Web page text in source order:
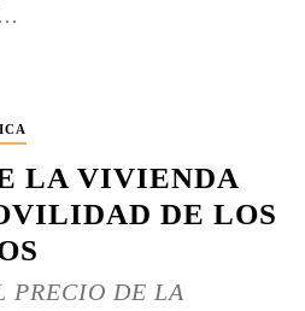
LA VIVIENDA
DE LOS
PRECIO DE LA